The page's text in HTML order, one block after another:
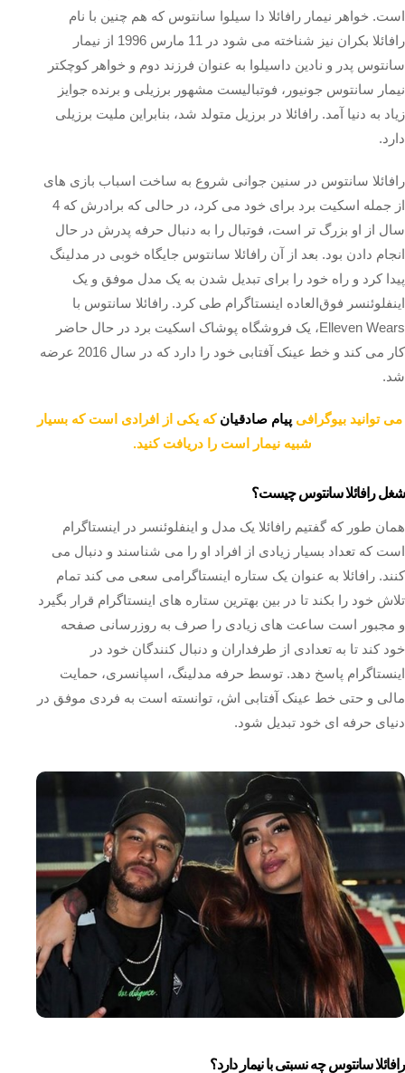
است. خواهر نیمار رافائلا دا سیلوا سانتوس که هم چنین با نام
رافائلا بکران نیز شناخته می شود در 11 مارس 1996 از نیمار
سانتوس پدر و نادین داسیلوا به عنوان فرزند دوم و خواهر کوچکتر
نیمار سانتوس جونیور، فوتبالیست مشهور برزیلی و برنده جوایز
زیاد به دنیا آمد. رافائلا در برزیل متولد شد، بنابراین ملیت برزیلی
دارد.
رافائلا سانتوس در سنین جوانی شروع به ساخت اسباب‌ بازی‌ های
از جمله اسکیت‌ برد برای خود می کرد، در حالی که برادرش که 4
سال از او بزرگ‌ تر است، فوتبال را به دنبال حرفه پدرش در حال
انجام دادن بود. بعد از آن رافائلا سانتوس جایگاه خوبی در مدلینگ
پیدا کرد و راه خود را برای تبدیل شدن به یک مدل موفق و یک
اینفلوئنسر فوق‌العاده اینستاگرام طی کرد. رافائلا سانتوس با
Elleven Wears، یک فروشگاه پوشاک اسکیت برد در حال حاضر
کار می کند و خط عینک آفتابی خود را دارد که در سال 2016 عرضه
شد.
می توانید بیوگرافیپیام صادقیان که یکی از افرادی است که بسیار
شبیه نیمار است را دریافت کنید.
شغل رافائلا سانتوس چیست؟
همان طور که گفتیم رافائلا یک مدل و اینفلوئنسر در اینستاگرام
است که تعداد بسیار زیادی از افراد او را می شناسند و دنبال می
کنند. رافائلا به عنوان یک ستاره اینستاگرامی سعی می کند تمام
تلاش خود را بکند تا در بین بهترین ستاره های اینستاگرام قرار بگیرد
و مجبور است ساعت های زیادی را صرف به روزرسانی صفحه
خود کند تا به تعدادی از طرفداران و دنبال کنندگان خود در
اینستاگرام پاسخ دهد. توسط حرفه مدلینگ، اسپانسری، حمایت
مالی و حتی خط عینک آفتابی اش، توانسته است به فردی موفق در
دنیای حرفه ای خود تبدیل شود.
رافائلا سانتوس چه نسبتی با نیمار دارد؟